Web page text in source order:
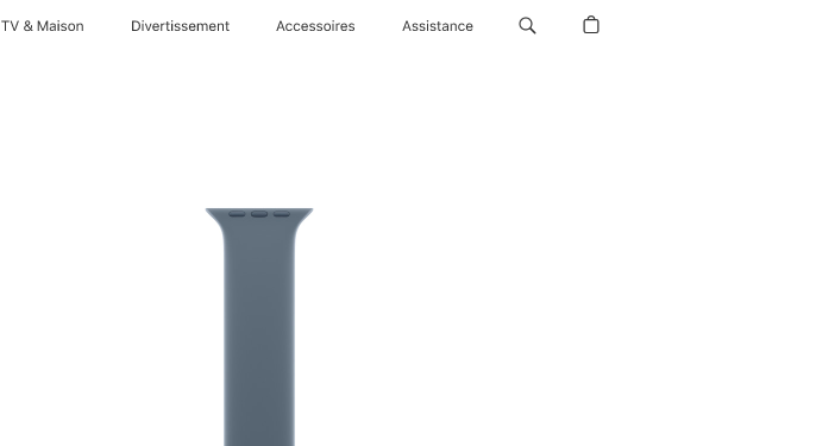
TV & Maison Divertissements Accessoires Assistance